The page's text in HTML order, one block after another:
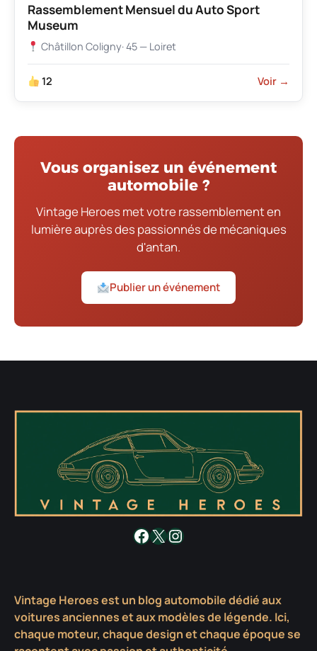
Rassemblement Mensuel du Auto Sport
Museum
Châtillon Coligny· 45 — Loiret
12 Voir →
Vous organisez un événement
automobile ?
Vintage Heroes met votre rassemblement en
lumière auprès des passionnés de mécaniques
d'antan.
Publier un événement
Facebook
X Instagram
Vintage Heroes est un blog automobile dédié aux
voitures anciennes et aux modèles de légende. Ici,
chaque moteur, chaque design et chaque époque se